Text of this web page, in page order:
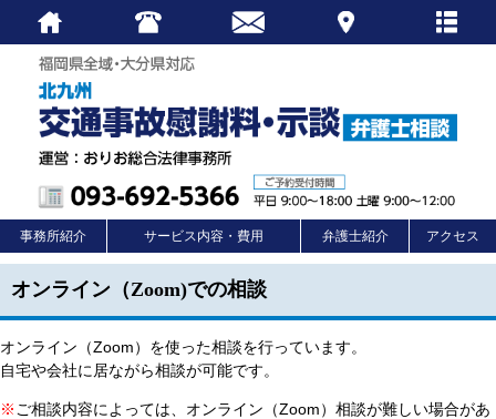
事務所紹介 サービス内容・費用 弁護士紹介 アクセス
オンライン（Zoom)での相談
オンライン（Zoom）を使った相談を行っています。
自宅や会社に居ながら相談が可能です。
※ ご相談内容によっては、オンライン（Zoom）相談が難しい場合があ